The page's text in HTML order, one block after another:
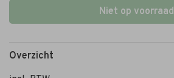
Niet op voorraad
Overzicht